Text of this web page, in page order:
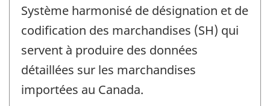
-
Système harmonisé de désignation et de
codification des marchandises (SH) qui
servent à produire des données
détaillées sur les marchandises
importées au Canada.